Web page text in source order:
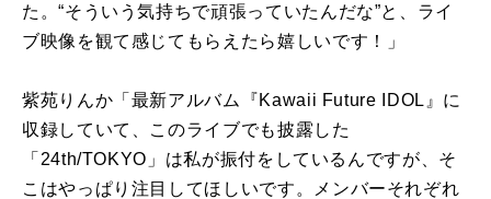
た。“そういう気持ちで頑張っていたんだな”と、ライ
ブ映像を観て感じてもらえたら嬉しいです！」
紫苑りんか「最新アルバム『Kawaii Future IDOL 』に
収録していて、このライブでも披露した
「 24th/TOKYO 」は私が振付をしているんですが、そ
こはやっぱり注目してほしいです。メンバーそれぞれ